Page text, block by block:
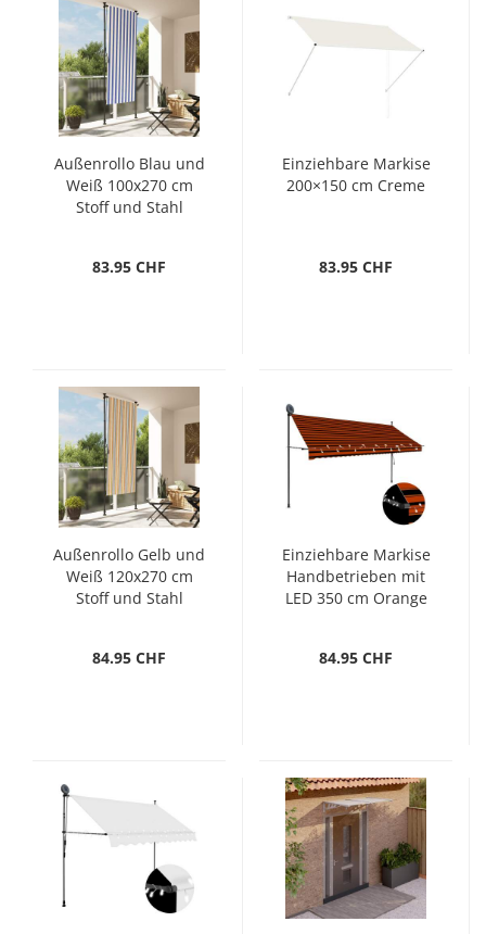
Außenrollo Blau und
Weiß 100x270 cm
Stoff und Stahl
83.95 CHF
Einziehbare Markise
200×150 cm Creme
83.95 CHF
Außenrollo Gelb und
Weiß 120x270 cm
Stoff und Stahl
84.95 CHF
Einziehbare Markise
Handbetrieben mit
LED 350 cm Orange
84.95 CHF